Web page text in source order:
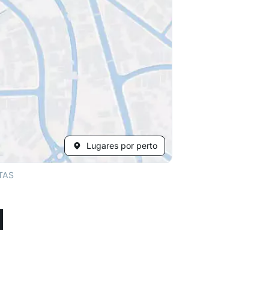
Lugares por perto